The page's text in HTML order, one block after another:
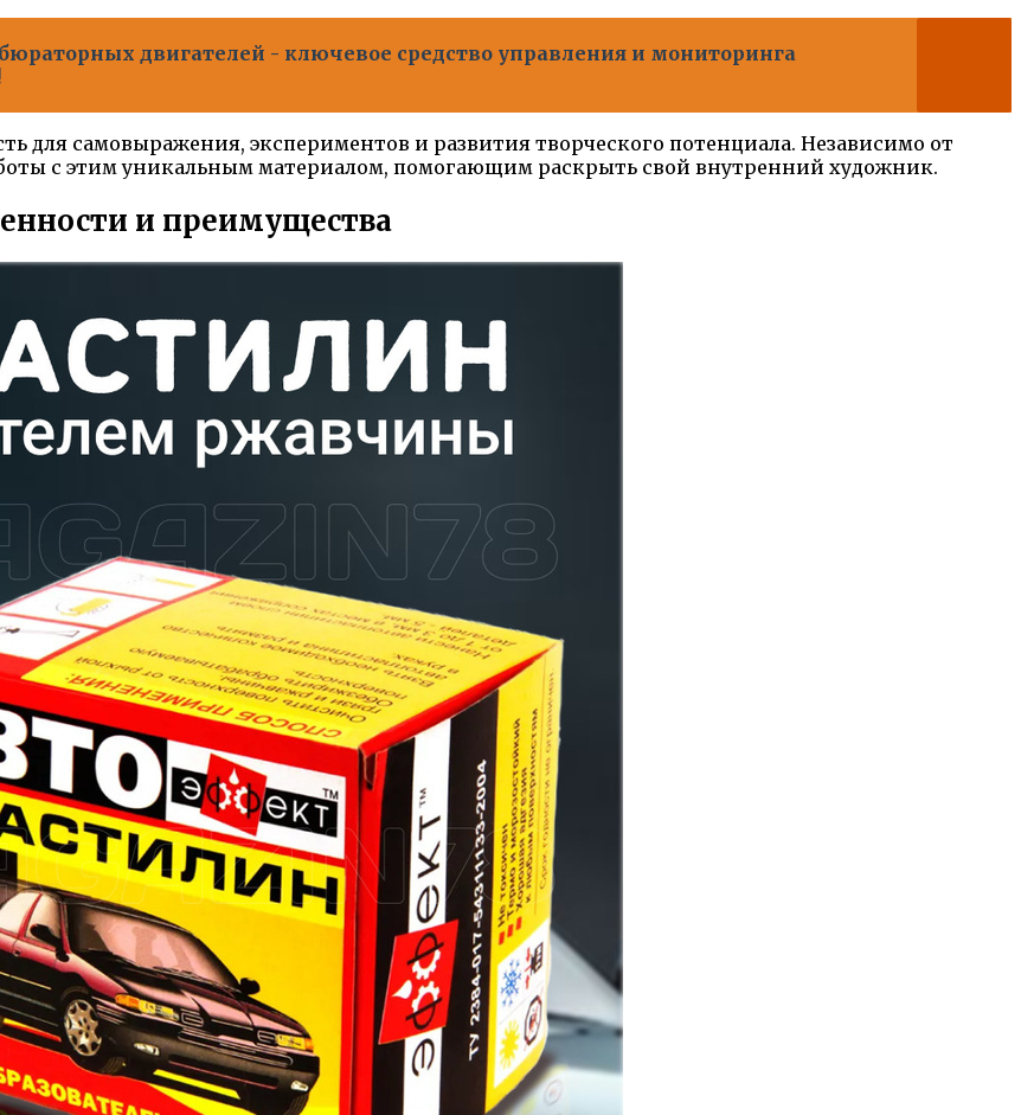
двигателей - ключевое средство управления и мониторинга
для самовыражения, экспериментов и развития творческого потенциала. Независимо от
с этим уникальным материалом, помогающим раскрыть свой внутренний художник.
и преимущества